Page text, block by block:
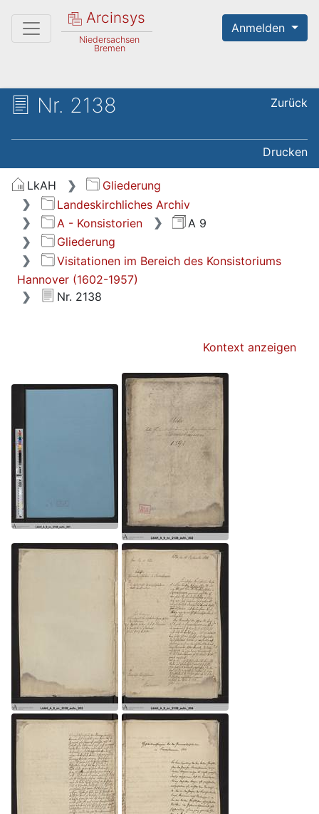
Arcinsys
Niedersachsen
Bremen
Anmelden
Nr. 2138 Zurück
Drucken
LkAH
Gliederung
Landeskirchliches Archiv
A - Konsistorien
A 9
Gliederung
Visitationen im Bereich des Konsistoriums
Hannover (1602-1957)
Nr. 2138
Kontext anzeigen